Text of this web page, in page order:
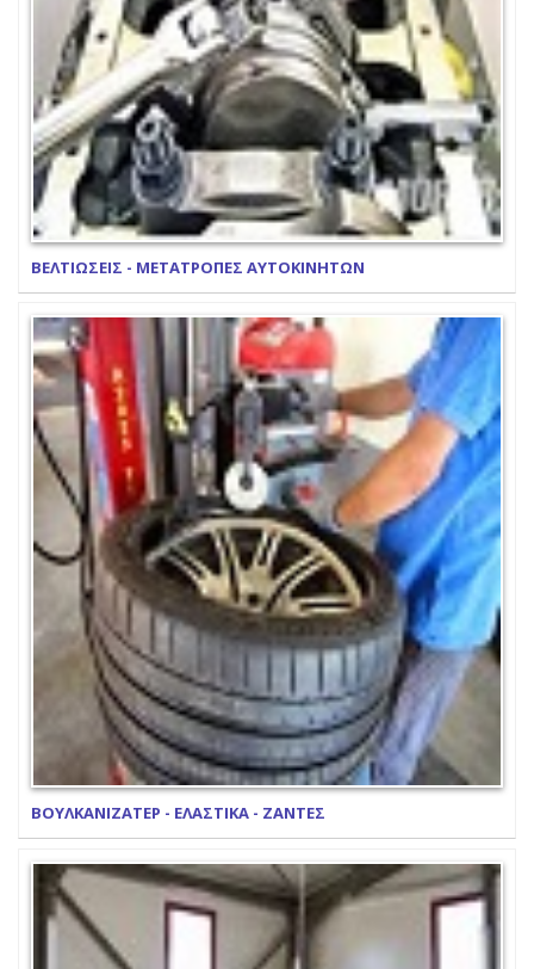
ΒΕΛΤΙΩΣΕΙΣ - ΜΕΤΑΤΡΟΠΕΣ ΑΥΤΟΚΙΝΗΤΩΝ
ΒΟΥΛΚΑΝΙΖΑΤΕΡ - ΕΛΑΣΤΙΚΑ - ΖΑΝΤΕΣ